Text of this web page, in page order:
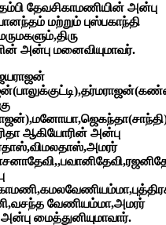
தேவசிகாமணியின் அன்பு
மற்றும் புஸ்பகாந்தி
அன்பு மனைவியுமாவர்.
ஆகியோரின் அன்பு
வேணியம்மா,அமரர்
மைத்துனியுமாவார்.